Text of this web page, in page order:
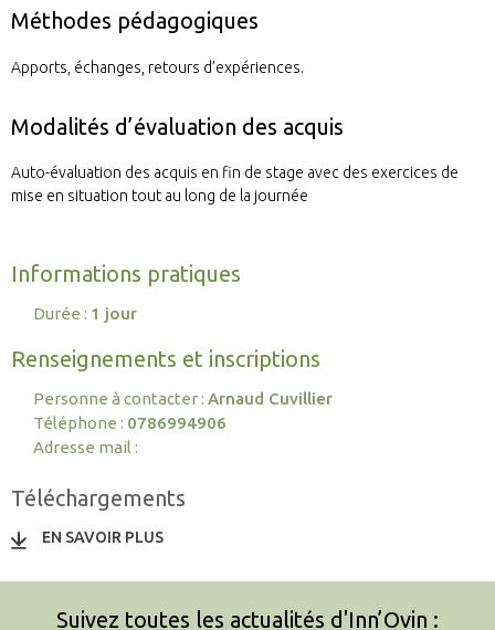
Méthodes pédagogiques
Apports, échanges, retours d’expériences.
Modalités d’évaluation des acquis
Auto-évaluation des acquis en fin de stage avec des exercices de
mise en situation tout au long de la journée
Informations pratiques
Durée : 1 jour
Renseignements et inscriptions
Personne à contacter : Arnaud Cuvillier
Téléphone : 0786994906
Adresse mail :
Téléchargements
EN SAVOIR PLUS
Suivez toutes les actualités d'Inn’Ovin :